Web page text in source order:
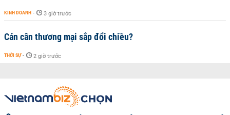
KINH DOANH - 3 giờ trước
Cán cân thương mại sắp đổi chiều?
THỜI SỰ - 2 giờ trước